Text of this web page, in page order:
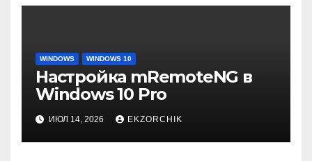
WINDOWS WINDOWS 10
Настройка mRemoteNG в
Windows 10 Pro
ИЮЛ 14, 2026 EKZORCHIK